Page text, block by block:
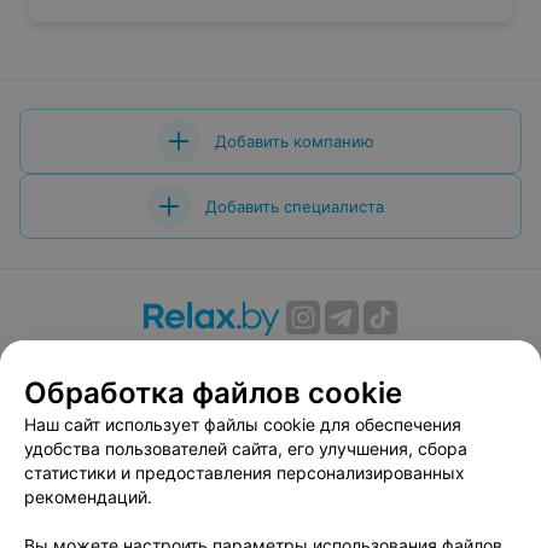
Добавить компанию
Добавить специалиста
Вакансии
Публичный договор
Способы оплаты
Публичный договор по использованию сервиса
«Афиша»
Пользовательское соглашение
Обработка файлов cookie
Наш сайт использует файлы cookie для обеспечения
удобства пользователей сайта, его улучшения, сбора
статистики и предоставления персонализированных
рекомендаций.